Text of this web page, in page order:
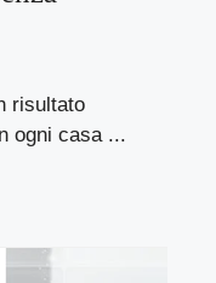
risultato
ogni casa ...